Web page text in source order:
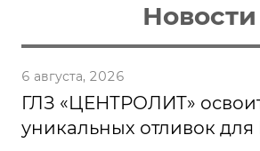
Новости
6 августа, 2026
ГЛЗ «ЦЕНТРОЛИТ»
уникальных отливок